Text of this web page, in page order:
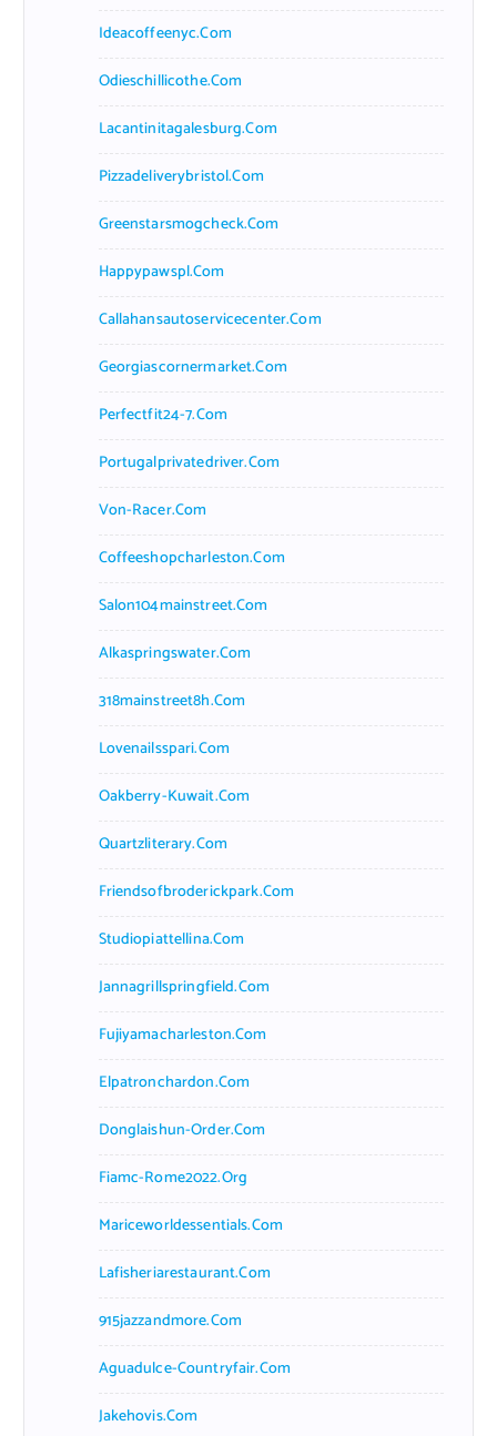
Ideacoffeenyc.com
Odieschillicothe.com
Lacantinitagalesburg.com
Pizzadeliverybristol.com
Greenstarsmogcheck.com
Happypawspl.com
Callahansautoservicecenter.com
Georgiascornermarket.com
Perfectfit24-7.com
Portugalprivatedriver.com
Von-Racer.com
Coffeeshopcharleston.com
Salon104mainstreet.com
Alkaspringswater.com
318mainstreet8h.com
Lovenailsspari.com
Oakberry-Kuwait.com
Quartzliterary.com
Friendsofbroderickpark.com
Studiopiattellina.com
Jannagrillspringfield.com
Fujiyamacharleston.com
Elpatronchardon.com
Donglaishun-Order.com
Fiamc-Rome2022.org
Mariceworldessentials.com
Lafisheriarestaurant.com
915jazzandmore.com
Aguadulce-Countryfair.com
Jakehovis.com